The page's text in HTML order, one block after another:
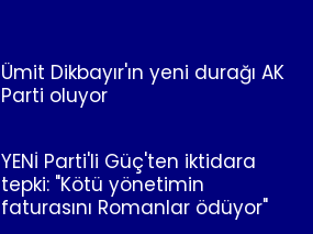
Ümit Dikbayır'ın yeni durağı AK
Parti oluyor
YENİ Parti'li Güç'ten iktidara
tepki: "Kötü yönetimin
faturasını Romanlar ödüyor"